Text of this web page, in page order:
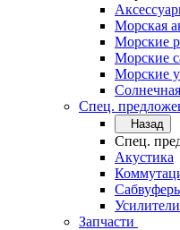
Морская
Морские
Морские
Морские
Спец.
Назад
Спец.
Акустика
Усилители
Запчасти